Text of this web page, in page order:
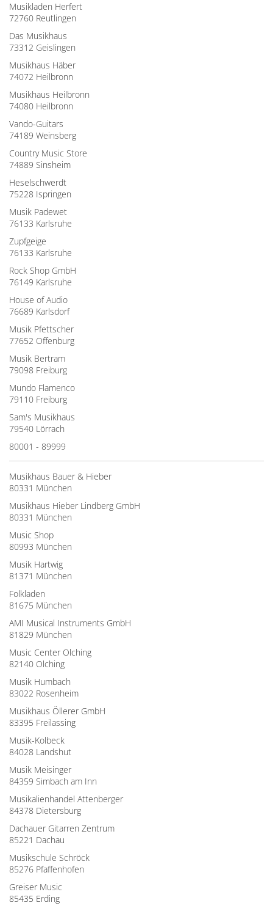
Musikladen Herfert
72760 Reutlingen
Das Musikhaus
73312 Geislingen
Musikhaus Häber
74072 Heilbronn
Musikhaus Heilbronn
74080 Heilbronn
Vando-Guitars
74189 Weinsberg
Country Music Store
74889 Sinsheim
Heselschwerdt
75228 Ispringen
Musik Padewet
76133 Karlsruhe
Zupfgeige
76133 Karlsruhe
Rock Shop GmbH
76149 Karlsruhe
House of Audio
76689 Karlsdorf
Musik Pfettscher
77652 Offenburg
Musik Bertram
79098 Freiburg
Mundo Flamenco
79110 Freiburg
Sam's Musikhaus
79540 Lörrach
80001 - 89999
Musikhaus Bauer & Hieber
80331 München
Musikhaus Hieber Lindberg GmbH
80331 München
Music Shop
80993 München
Musik Hartwig
81371 München
Folkladen
81675 München
AMI Musical Instruments GmbH
81829 München
Music Center Olching
82140 Olching
Musik Humbach
83022 Rosenheim
Musikhaus Öllerer GmbH
83395 Freilassing
Musik-Kolbeck
84028 Landshut
Musik Meisinger
84359 Simbach am Inn
Musikalienhandel Attenberger
84378 Dietersburg
Dachauer Gitarren Zentrum
85221 Dachau
Musikschule Schröck
85276 Pfaffenhofen
Greiser Music
85435 Erding